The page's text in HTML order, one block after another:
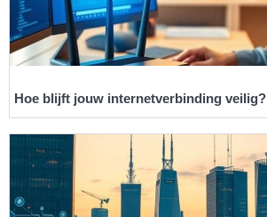
Hoe blijft jouw internetverbinding veilig?